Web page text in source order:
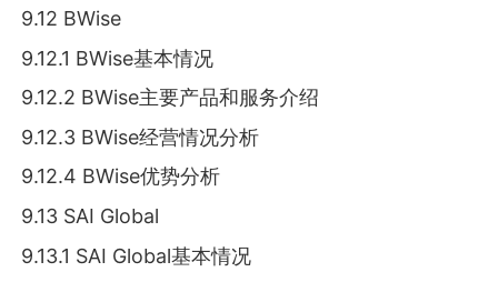
9.12 BWise
9.12.1 BWise基本情况
9.12.2 BWise主要产品和服务介绍
9.12.3 BWise经营情况分析
9.12.4 BWise优势分析
9.13 SAI Global
9.13.1 SAI Global基本情况